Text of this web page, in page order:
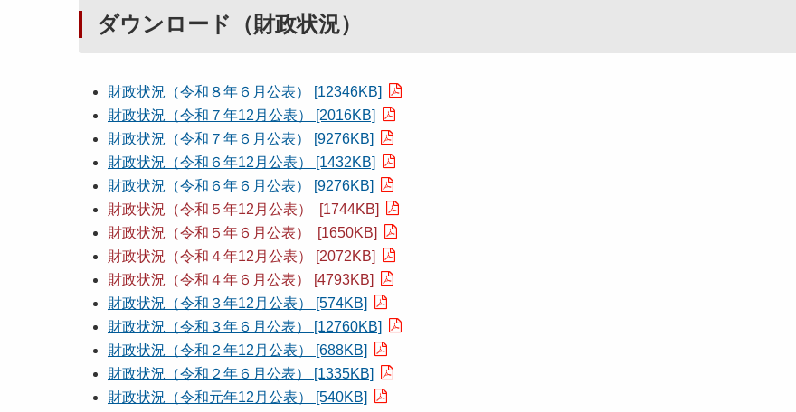
ダウンロード（財政状況）
財政状況（令和８年６月公表） [12346KB]
財政状況（令和７年12月公表） [2016KB]
財政状況（令和７年６月公表） [9276KB]
財政状況（令和６年12月公表） [1432KB]
財政状況（令和６年６月公表） [9276KB]
財政状況（令和５年12月公表） [1744KB]
財政状況（令和５年６月公表） [1650KB]
財政状況（令和４年12月公表） [2072KB]
財政状況（令和４年６月公表） [4793KB]
財政状況（令和３年12月公表） [574KB]
財政状況（令和３年６月公表） [12760KB]
財政状況（令和２年12月公表） [688KB]
財政状況（令和２年６月公表） [1335KB]
財政状況（令和元年12月公表） [540KB]